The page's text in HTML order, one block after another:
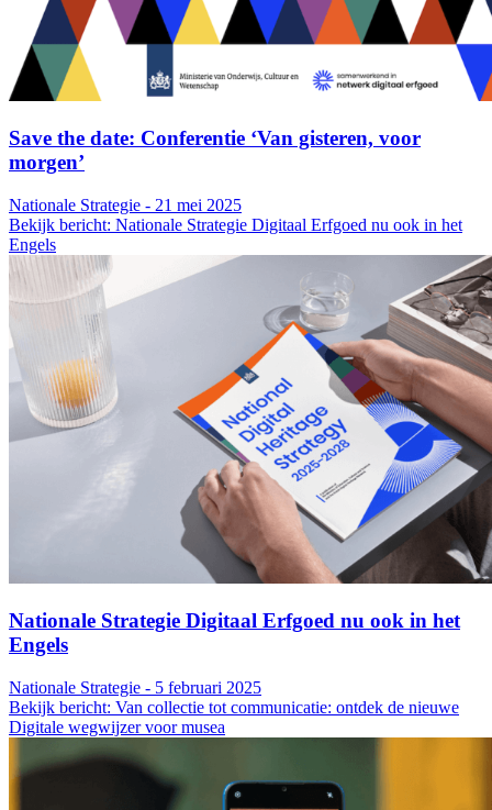
Save the date: Conferentie ‘Van gisteren, voor
morgen’
Nationale Strategie - 21 mei 2025
Bekijk bericht: Nationale Strategie Digitaal Erfgoed nu ook in het
Engels
Nationale Strategie Digitaal Erfgoed nu ook in het
Engels
Nationale Strategie - 5 februari 2025
Bekijk bericht: Van collectie tot communicatie: ontdek de nieuwe
Digitale wegwijzer voor musea